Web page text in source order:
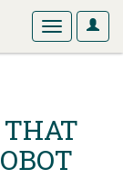
User
Toggle